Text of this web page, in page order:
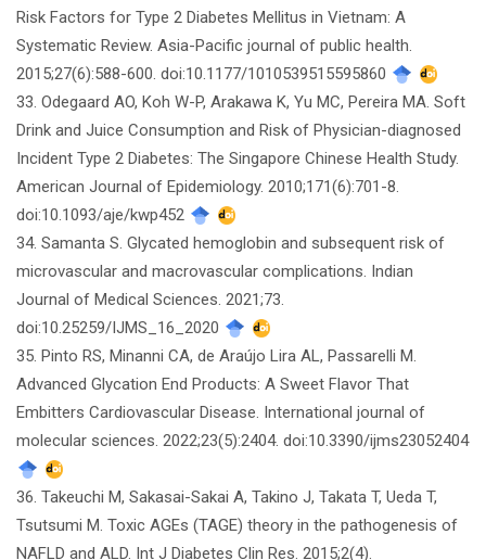
Risk Factors for Type 2 Diabetes Mellitus in Vietnam: A
Systematic Review. Asia-Pacific journal of public health.
2015;27(6):588-600. doi:10.1177/1010539515595860
33. Odegaard AO, Koh W-P, Arakawa K, Yu MC, Pereira MA. Soft
Drink and Juice Consumption and Risk of Physician-diagnosed
Incident Type 2 Diabetes: The Singapore Chinese Health Study.
American Journal of Epidemiology. 2010;171(6):701-8.
doi:10.1093/aje/kwp452
34. Samanta S. Glycated hemoglobin and subsequent risk of
microvascular and macrovascular complications. Indian
Journal of Medical Sciences. 2021;73.
doi:10.25259/IJMS_16_2020
35. Pinto RS, Minanni CA, de Araújo Lira AL, Passarelli M.
Advanced Glycation End Products: A Sweet Flavor That
Embitters Cardiovascular Disease. International journal of
molecular sciences. 2022;23(5):2404. doi:10.3390/ijms23052404
36. Takeuchi M, Sakasai-Sakai A, Takino J, Takata T, Ueda T,
Tsutsumi M. Toxic AGEs (TAGE) theory in the pathogenesis of
NAFLD and ALD. Int J Diabetes Clin Res. 2015;2(4).